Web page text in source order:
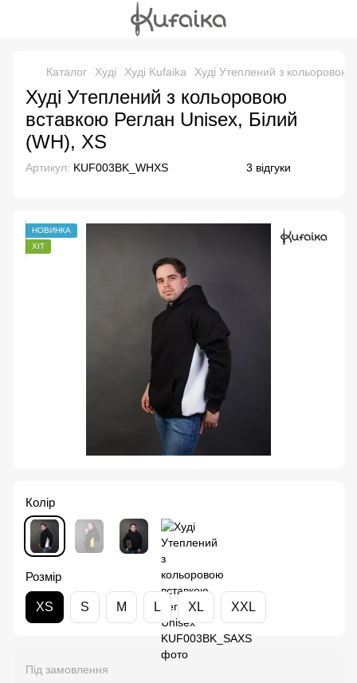
Каталог Худі Худі Kufaika Худі Утеплений з кольоровою
Худі Утеплений з кольоровою
вставкою Реглан Unisex, Білий
(WH), XS
Артикул: KUF003BK_WHXS 3 відгуки
НОВИНКА
ХІТ
Колір
Розмір
XS S M L XL XXL
Під замовлення